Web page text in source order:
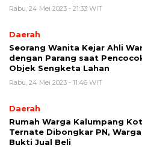
Rabu, 24 Mei 2023 - 21:33 WIT
Daerah
Seorang Wanita Kejar Ahli
dengan Parang saat
Objek Sengketa Lahan
Rabu, 24 Mei 2023 - 11:46 WIT
Daerah
Rumah Warga Kalumpang
Ternate Dibongkar PN,
Bukti Jual Beli